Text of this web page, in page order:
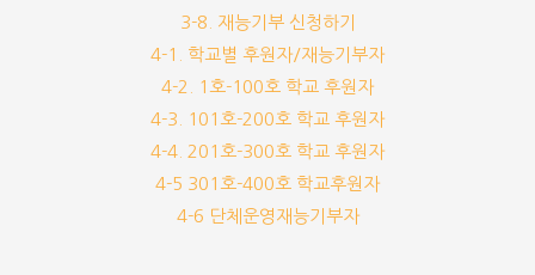
3-8. 재능기부 신청하기
4-1. 학교별 후원자/재능기부자
4-2. 1호-100호 학교 후원자
4-3. 101호-200호 학교 후원자
4-4. 201호-300호 학교 후원자
4-5 301호-400호 학교후원자
4-6 단체운영재능기부자